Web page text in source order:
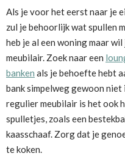
Als je voor het eerst naar je
zul je behoorlijk wat spullen
heb je al een woning maar
meubilair. Zoek naar een
banken als je behoefte hebt
bank simpelweg gewoon
regulier meubilair is het ook
spulletjes, zoals een
kaasschaaf. Zorg dat je
te koken.